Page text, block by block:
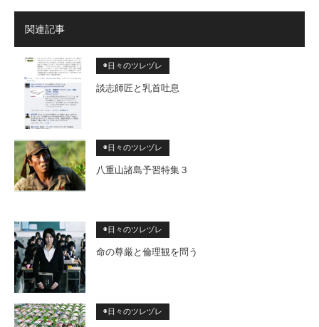
関連記事
◉日々のツレヅレ
談志師匠と乳首吐息
◉日々のツレヅレ
八重山諸島予習特集３
◉日々のツレヅレ
命の尊厳と倫理観を問う
◉日々のツレヅレ